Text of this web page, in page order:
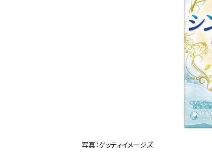
写真：ゲッティイメージズ